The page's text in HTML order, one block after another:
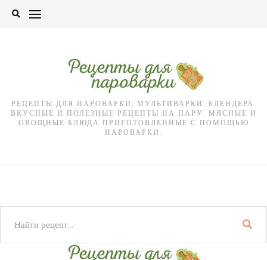
Skip
РЕЦЕПТЫ ДЛЯ ПАРОВАРКИ, МУЛЬТИВАРКИ, БЛЕНДЕРА.
ВКУСНЫЕ И ПОЛЕЗНЫЕ РЕЦЕПТЫ НА ПАРУ. МЯСНЫЕ И
ОВОЩНЫЕ БЛЮДА ПРИГОТОВЛЕННЫЕ С ПОМОЩЬЮ
ПАРОВАРКИ.